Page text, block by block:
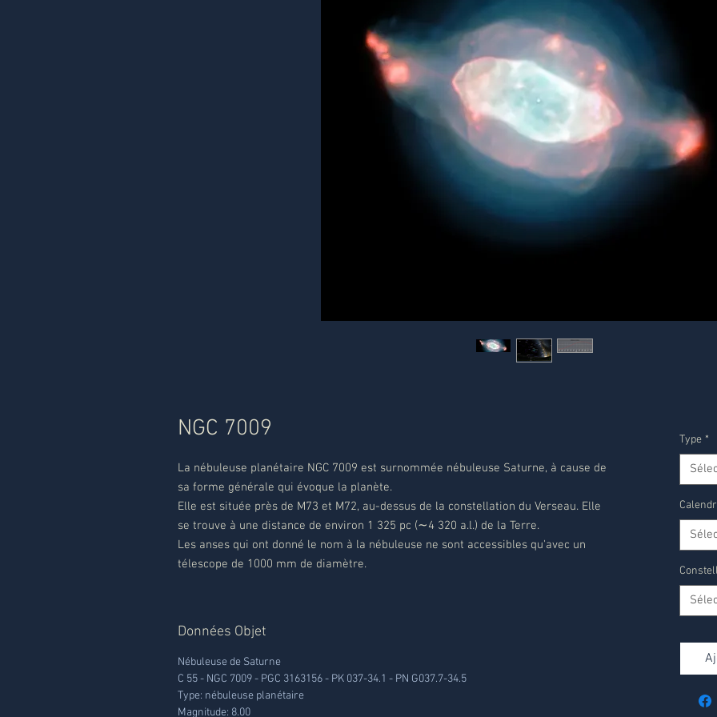
NGC 7009
La nébuleuse planétaire NGC 7009 est surnommée nébuleuse Saturne, à cause de
sa forme générale qui évoque la planète.
Elle est située près de M73 et M72, au-dessus de la constellation du Verseau. Elle
se trouve à une distance de environ 1 325 pc (∼4 320 a.l.) de la Terre.
Les anses qui ont donné le nom à la nébuleuse ne sont accessibles qu'avec un
télescope de 1000 mm de diamètre.
Données Objet
Nébuleuse de Saturne
C 55 - NGC 7009 - PGC 3163156 - PK 037-34.1 - PN G037.7-34.5
Type: nébuleuse planétaire
Magnitude: 8.00
Type *